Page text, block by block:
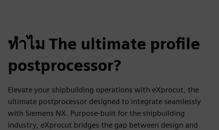
ทำไม The ultimate profile
postprocessor?
Elevate your shipbuilding operations with eXprocut, the
ultimate postprocessor designed to integrate seamlessly
with Siemens NX. Purpose-built for the shipbuilding
industry, eXprocut bridges the gap between design and